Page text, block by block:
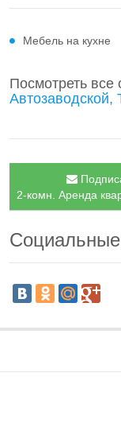
Мебель на кухне
Посмотреть
Автозаводской,
2-комн. Аренда